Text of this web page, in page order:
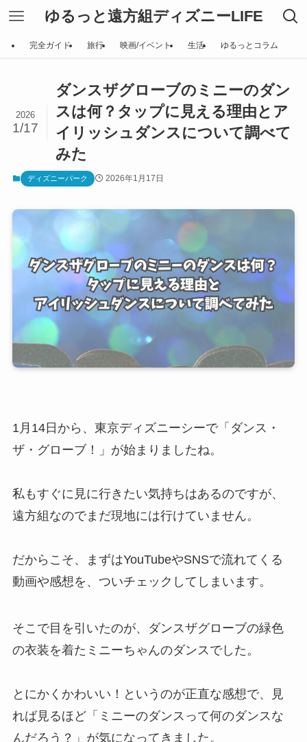
ゆるっと遠方組ディズニーLIFE
完全ガイド 旅行 映画/イベント 生活 ゆるっとコラム
ダンスザグローブのミニーのダン
スは何？タップに見える理由とア
イリッシュダンスについて調べて
みた
2026
1/17
ディズニーパーク 2026年1月17日
1月14日から、東京ディズニーシーで「ダンス・
ザ・グローブ！」が始まりましたね。
私もすぐに見に行きたい気持ちはあるのですが、
遠方組なのでまだ現地には行けていません。
だからこそ、まずはYouTubeやSNSで流れてくる
動画や感想を、ついチェックしてしまいます。
そこで目を引いたのが、ダンスザグローブの緑色
の衣装を着たミニーちゃんのダンスでした。
とにかくかわいい！というのが正直な感想で、見
れば見るほど「ミニーのダンスって何のダンスな
んだろう？」が気になってきました。